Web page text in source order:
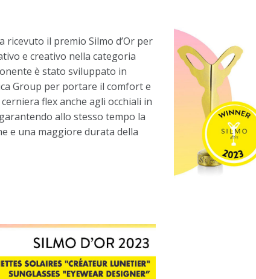
ricevuto il premio Silmo d’Or per
e creativo nella categoria
è stato sviluppato in
Group per portare il comfort e
flex anche agli occhiali in
allo stesso tempo la
e una maggiore durata della